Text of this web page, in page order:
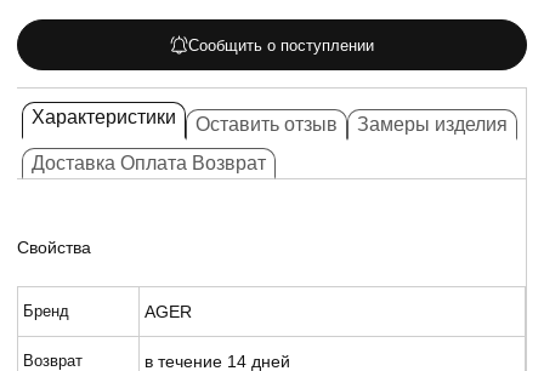
Сообщить о поступлении
Характеристики Оставить отзыв
Замеры изделия
Доставка Оплата Возврат
Свойства
Бренд AGER
Возврат в течение 14 дней